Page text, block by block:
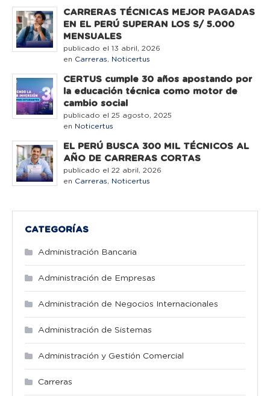
CARRERAS TÉCNICAS MEJOR PAGADAS
EN EL PERÚ SUPERAN LOS S/ 5.000
MENSUALES
publicado el 13 abril, 2026
en Carreras, Noticertus
CERTUS cumple 30 años apostando por
la educación técnica como motor de
cambio social
publicado el 25 agosto, 2025
en Noticertus
EL PERÚ BUSCA 300 MIL TÉCNICOS AL
AÑO DE CARRERAS CORTAS
publicado el 22 abril, 2026
en Carreras, Noticertus
CATEGORÍAS
Administración Bancaria
Administración de Empresas
Administración de Negocios Internacionales
Administración de Sistemas
Administración y Gestión Comercial
Carreras